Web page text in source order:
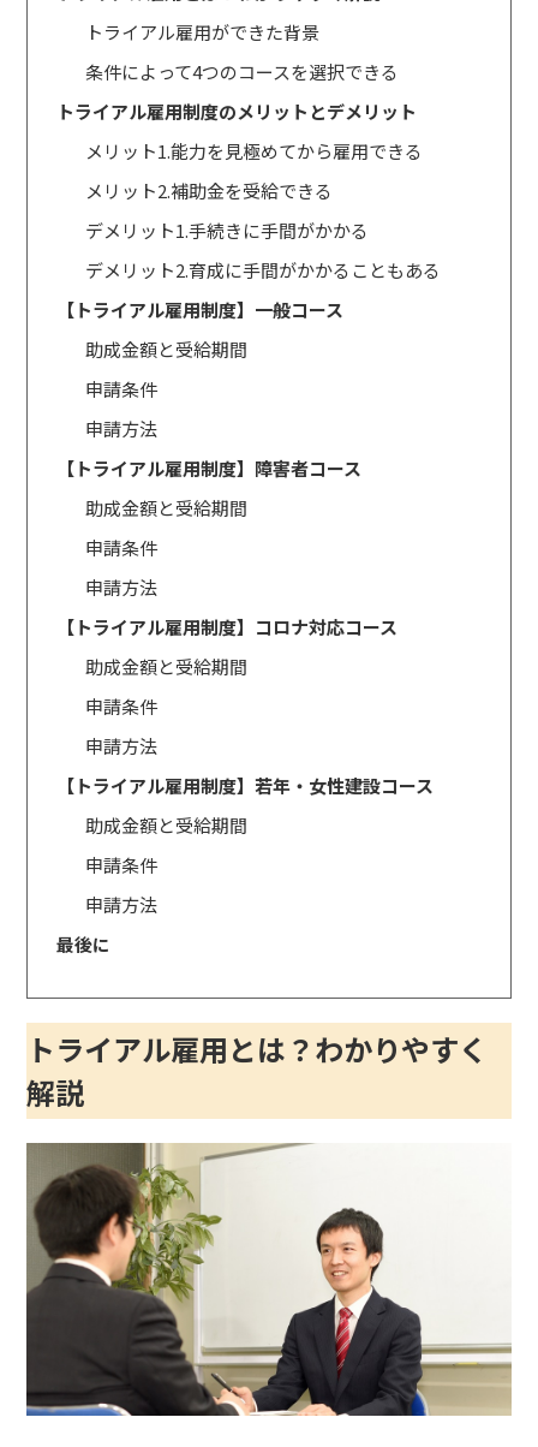
トライアル雇用ができた背景
条件によって4つのコースを選択できる
トライアル雇用制度のメリットとデメリット
メリット1.能力を見極めてから雇用できる
メリット2.補助金を受給できる
デメリット1.手続きに手間がかかる
デメリット2.育成に手間がかかることもある
【トライアル雇用制度】一般コース
助成金額と受給期間
申請条件
申請方法
【トライアル雇用制度】障害者コース
助成金額と受給期間
申請条件
申請方法
【トライアル雇用制度】コロナ対応コース
助成金額と受給期間
申請条件
申請方法
【トライアル雇用制度】若年・女性建設コース
助成金額と受給期間
申請条件
申請方法
最後に
トライアル雇用とは？わかりやすく
解説